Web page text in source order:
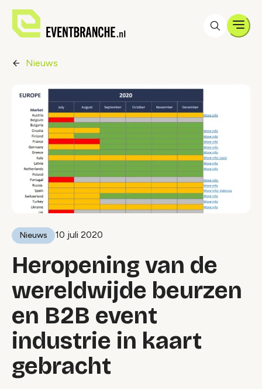
Nieuws
Nieuws 10 juli 2020
Heropening van de
wereldwijde beurzen
en B2B event
industrie in kaart
gebracht